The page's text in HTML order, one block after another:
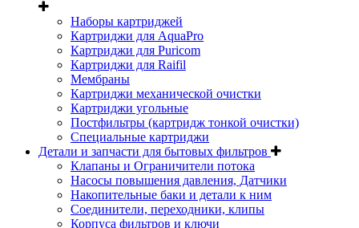
Наборы картриджей
Картриджи для AquaPro
Картриджи для Puricom
Картриджи для Raifil
Мембраны
Картриджи механической очистки
Картриджи угольные
Постфильтры (картридж тонкой очистки)
Специальные картриджи
Детали и запчасти для бытовых фильтров
Клапаны и Ограничители потока
Насосы повышения давления, Датчики
Накопительные баки и детали к ним
Соединители, переходники, клипы
Корпуса фильтров и ключи